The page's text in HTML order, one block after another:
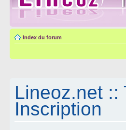
Index du forum
Lineoz.net ::
Inscription